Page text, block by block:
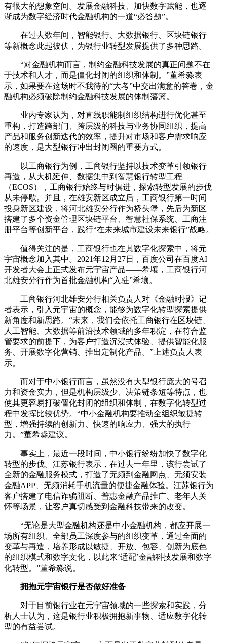
有很大的想象空间。发展金融科技、加快数字赋能，也逐
渐成为数字经济时代金融机构的一道“必答题”。
在过去数年间，智能银行、大数据银行、区块链银行
等新概念此起彼伏，为银行业转型发展提供了多种思路。
“对金融机构而言，制约金融科技发展的真正问题不在
于技术和人才，而是僵化封闭的组织和体制。”董希淼表
示，如果要在这场时不我待的“大考”中交出满意的答卷，金
融机构必须破除制约金融科技发展的体制藩篱。
业内专家认为，对直线职能制组织结构进行优化甚至
重构，打造跨部门、跨层级的科技与业务协同组织，提高
产品和服务创新迭代的效率，提升对市场和客户需求响应
的速度，是大型银行冲出封闭圈的重要方式。
以工商银行为例，工商银行坚持以技术变革引领银行
再造，从大机延伸、数据集中到智慧银行转型工程
（ECOS），工商银行始终与时俱进，探索转型发展的步伐
从未停歇。并且，在雄安新区成立后，工商银行第一时间
投身新区建设，将河北雄安分行作为桥头堡，先后为新区
搭建了多个资金管理区块链平台、智慧社保系统、工商注
册平台等创新平台，践行“在未来城市建设未来银行”战略。
值得关注的是，工商银行也在其数字化探索中，将元
宇宙概念加入其中。2021年12月27日，百度公司在百度AI
开发者大会上正式发布元宇宙产品——希壤，工商银行河
北雄安分行作为首批金融机构“入驻”希壤。
工商银行河北雄安分行相关负责人对《金融时报》记
者表示，引入元宇宙的概念，能够为数字化转型探索提供
新角度和新思路。“未来，我们会依托工商银行在区块链、
人工智能、大数据等前沿技术领域的多年积淀，在符合监
管要求的前提下，为客户打造沉浸式体验、提供智能化服
务、开展数字化营销、推出定制化产品。”上述负责人表
示。
而对于中小银行而言，虽然没有大型银行庞大的号召
力和资金实力，但是机构层级少、决策链条短等特点，也
使其更容易打破僵化封闭的组织和体制，在数字化转型过
程中发挥比较优势。“中小金融机构要推动全组织敏捷转
型，增强持续的创新力、快速的响应力、强大的执行
力。”董希淼建议。
事实上，最近一段时间，中小银行纷纷加快了数字化
转型的步伐。江苏银行表示，在过去一年里，该行尝试了
全新的金融服务模式，打造了无须到金融网点、无须安装
金融APP、无须消耗手机流量的便捷金融体验。江苏银行为
客户搭建了电信诈骗阻断、普惠金融产品推广、老年人关
怀等场景，让客户真切感受到金融科技带来的改变。
“无论是大型金融机构还是中小金融机构，都应开展一
场所有组织、全部员工深度参与的组织变革，通过全面的
变革与再造，培养形成以敏捷、开放、包容、创新为底色
的组织模式和数字文化，以此来‘适配’金融科技发展和数字
化转型。”董希淼说。
拥抱元宇宙银行是否做好准备
对于目前银行业在元宇宙领域的一些探索和实践，分
析人士认为，这是银行业积极拥抱新事物、适应数字化转
型的有益尝试。